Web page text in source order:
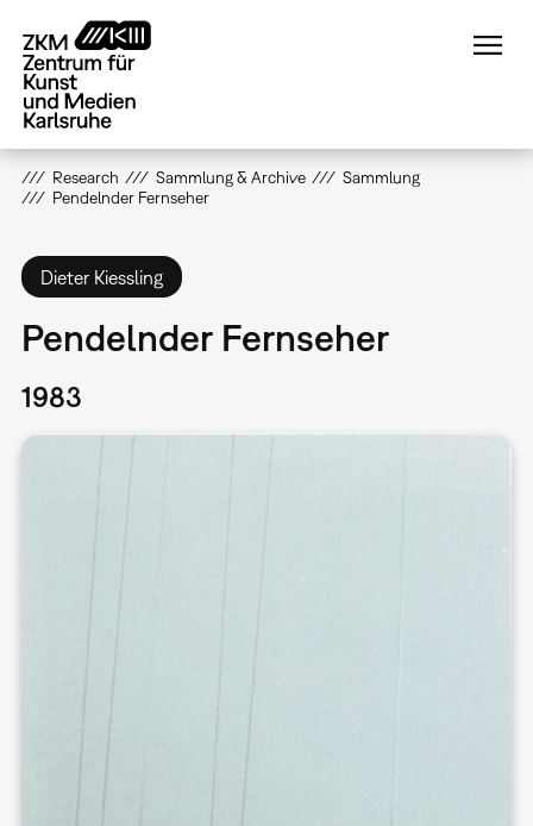
zum
Inhalt
Research Sammlung & Archive
Sammlung
Pendelnder Fernseher
Dieter Kiessling
Pendelnder Fernseher
1983